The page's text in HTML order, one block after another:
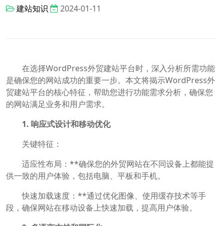
建站知识 2024-01-11
在选择WordPress外贸建站平台时，深入分析所需功能
是确保您的网站成功的重要一步。本文将揭示WordPress外
贸建站平台的核心特征，帮助您进行功能需求分析，确保您
的网站满足业务和用户需求。
1. 响应式设计和移动优化
关键特征：
适应性布局：**确保您的外贸网站在不同设备上都能提
供一致的用户体验，包括电脑、平板和手机。
快速加载速度：**通过优化图像、使用缓存技术等手
段，确保网站在移动设备上快速加载，提高用户体验。